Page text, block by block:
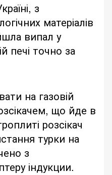
з
матеріалів
випал у
печі точно за
на газовій
що йде в
розсікач
турки на
з
індукции.